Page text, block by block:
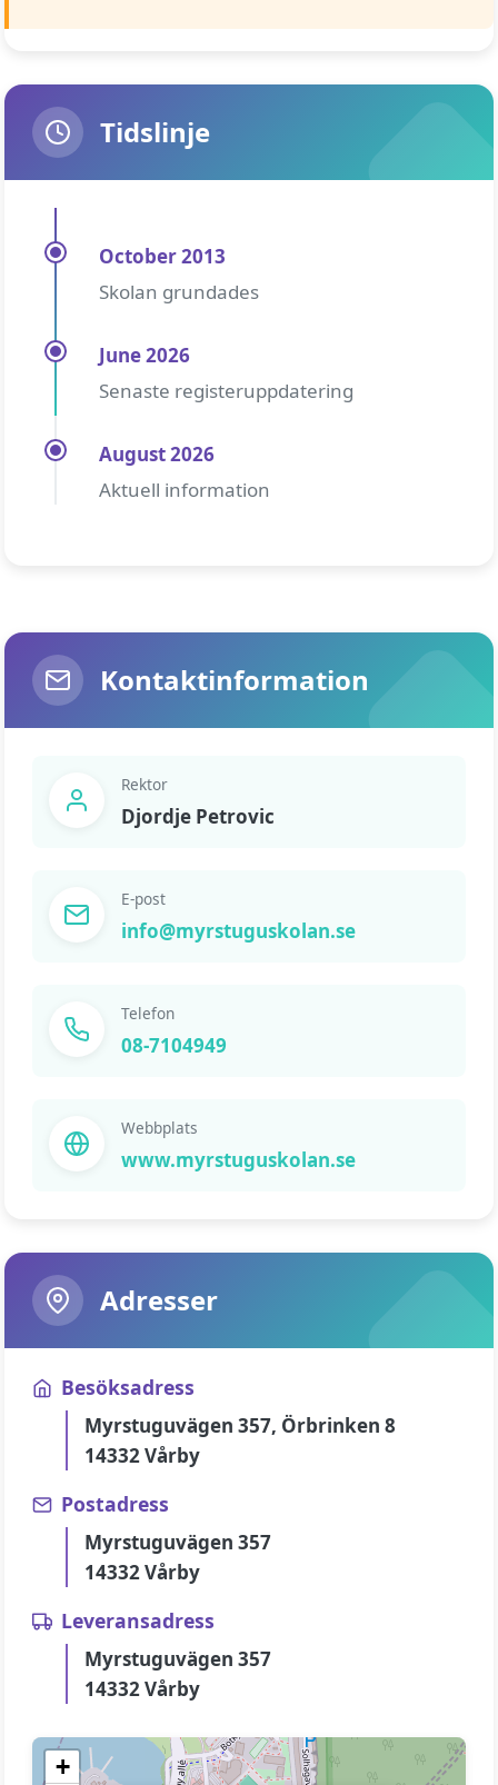
Tidslinje
October 2013
Skolan grundades
June 2026
Senaste registeruppdatering
August 2026
Aktuell information
Kontaktinformation
Rektor
Djordje Petrovic
E-post
info@myrstuguskolan.se
Telefon
08-7104949
Webbplats
www.myrstuguskolan.se
Adresser
Besöksadress
Myrstuguvägen 357, Örbrinken 8
14332 Vårby
Postadress
Myrstuguvägen 357
14332 Vårby
Leveransadress
Myrstuguvägen 357
14332 Vårby
+